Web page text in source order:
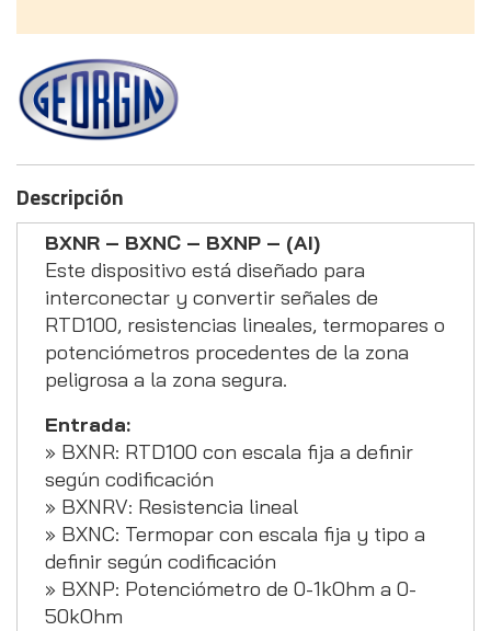
Descripción
BXNR – BXNC – BXNP – (AI)
Este dispositivo está diseñado para
interconectar y convertir señales de
RTD100, resistencias lineales, termopares o
potenciómetros procedentes de la zona
peligrosa a la zona segura.
Entrada:
» BXNR: RTD100 con escala fija a definir
según codificación
» BXNRV: Resistencia lineal
» BXNC: Termopar con escala fija y tipo a
definir según codificación
» BXNP: Potenciómetro de 0-1kOhm a 0-
50kOhm